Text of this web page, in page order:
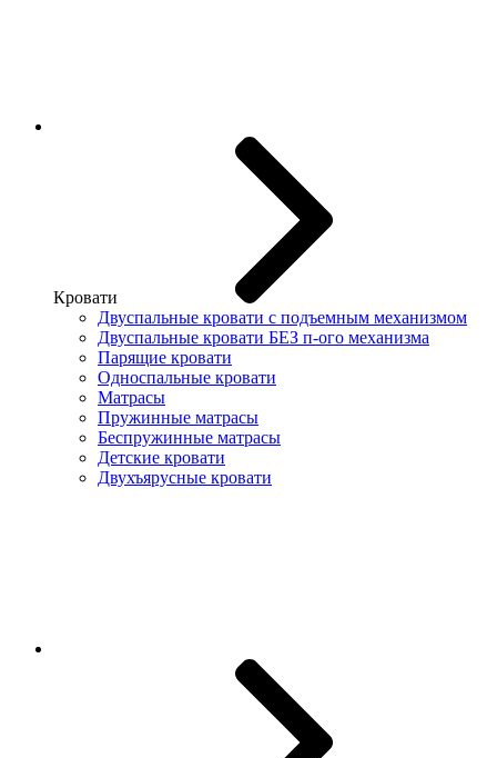
Кровати
Двуспальные кровати с подъемным механизмом
Двуспальные кровати БЕЗ п-ого механизма
Парящие кровати
Односпальные кровати
Матрасы
Пружинные матрасы
Беспружинные матрасы
Детские кровати
Двухъярусные кровати